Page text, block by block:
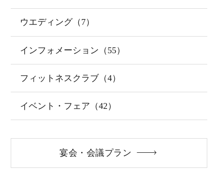
ウエディング（7）
インフォメーション（55）
フィットネスクラブ（4）
イベント・フェア（42）
宴会・会議プラン